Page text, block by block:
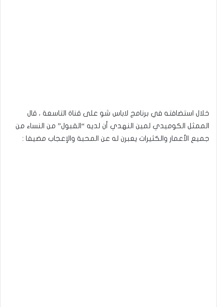
خلال استضافته في برنامج لاباس شو على قناة التاسعة ، قال
الممثل الكوميدي لمين النهدي أن لديه “القبول” من النساء من
جميع الأعمار والكثيرات يعبرن له عن المحبة والإعجاب مضيفا :